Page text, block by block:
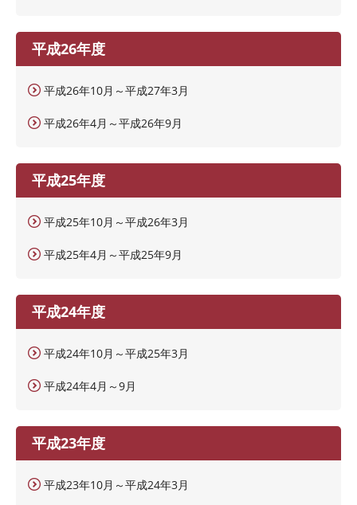
平成26年度
平成26年10月～平成27年3月
平成26年4月～平成26年9月
平成25年度
平成25年10月～平成26年3月
平成25年4月～平成25年9月
平成24年度
平成24年10月～平成25年3月
平成24年4月～9月
平成23年度
平成23年10月～平成24年3月